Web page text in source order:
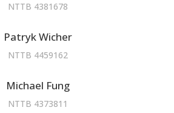
NTTB 4381678
Patryk Wicher
NTTB 4459162
Michael Fung
NTTB 4373811